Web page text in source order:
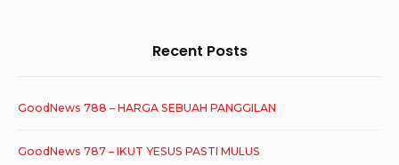
Recent Posts
GoodNews 788 – HARGA SEBUAH PANGGILAN
GoodNews 787 – IKUT YESUS PASTI MULUS